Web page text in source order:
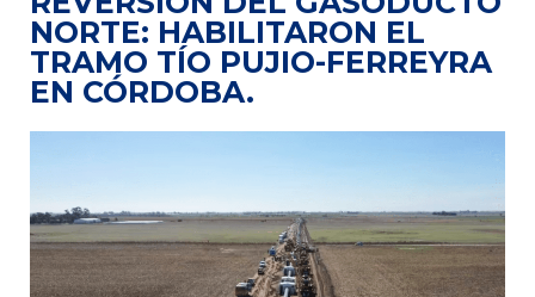
NORTE: HABILITARON EL
TRAMO TÍO PUJIO-FERREYRA
EN CÓRDOBA.